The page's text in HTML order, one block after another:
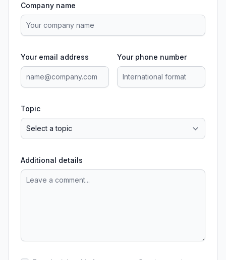
Company name
Your email address Your phone number
Topic
Additional details